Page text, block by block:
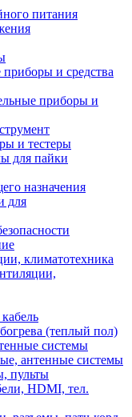
питания
и средства
приборы и
и тестеры
для пайки
назначения
для
климатотехника
(теплый пол)
системы
антенные системы
пульты
HDMI, тел.